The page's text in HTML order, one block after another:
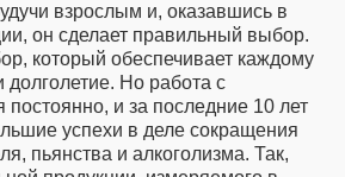
взрослым и, оказавшись в
он сделает правильный выбор.
который обеспечивает каждому
долголетие. Но работа с
постоянно, и за последние 10 лет
успехи в деле сокращения
пьянства и алкоголизма. Так,